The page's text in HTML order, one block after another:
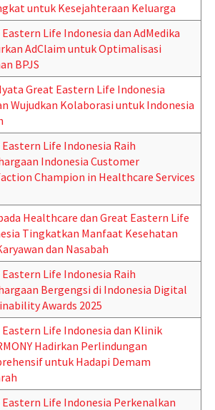
untuk Kesejahteraan Keluarga
Life Indonesia dan AdMedika
AdClaim untuk Optimalisasi
BPJS
Great Eastern Life Indonesia
Wujudkan Kolaborasi untuk Indonesia
Life Indonesia Raih
Indonesia Customer
Champion in Healthcare Services
Healthcare dan Great Eastern Life
Tingkatkan Manfaat Kesehatan
dan Nasabah
Life Indonesia Raih
Bergengsi di Indonesia Digital
Awards 2025
Life Indonesia dan Klinik
Hadirkan Perlindungan
untuk Hadapi Demam
Life Indonesia Perkenalkan